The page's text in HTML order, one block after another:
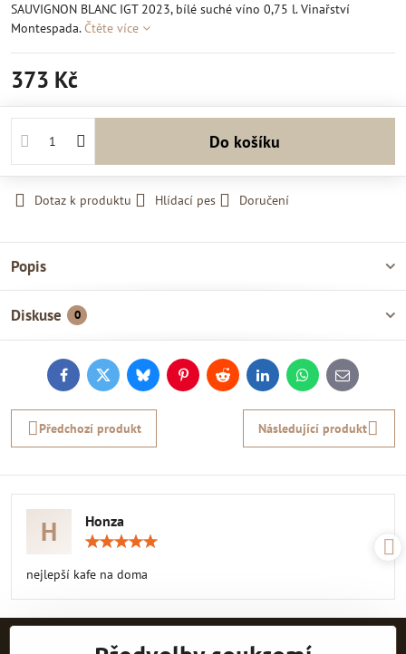
SAUVIGNON BLANC IGT 2023, bílé suché víno 0,75 l. Vinařství
Montespada.Čtěte více
373 Kč
Do košíku
Dotaz k produktu Hlídací pes Doručení
Popis
Diskuse 0
FacebookTwitterBlueskyPinterestReddit LinkedInWhatsApp
E-
mail
Předchozí produkt Následující produkt
H Honza
nejlepší kafe na doma